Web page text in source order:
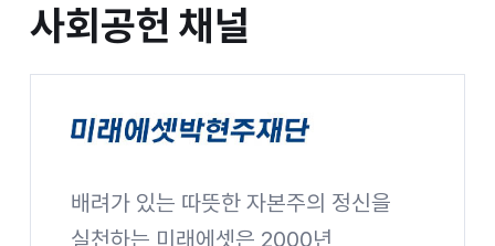
사회공헌 채널
배려가 있는 따뜻한 자본주의 정신을
실천하는 미래에셋은 2000년